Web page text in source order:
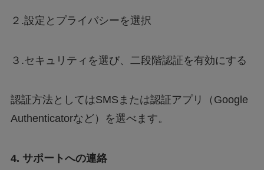
２.設定とプライバシーを選択
３.セキュリティを選び、二段階認証を有効にする
認証方法としてはSMSまたは認証アプリ（Google
Authenticatorなど）を選べます。
4. サポートへの連絡